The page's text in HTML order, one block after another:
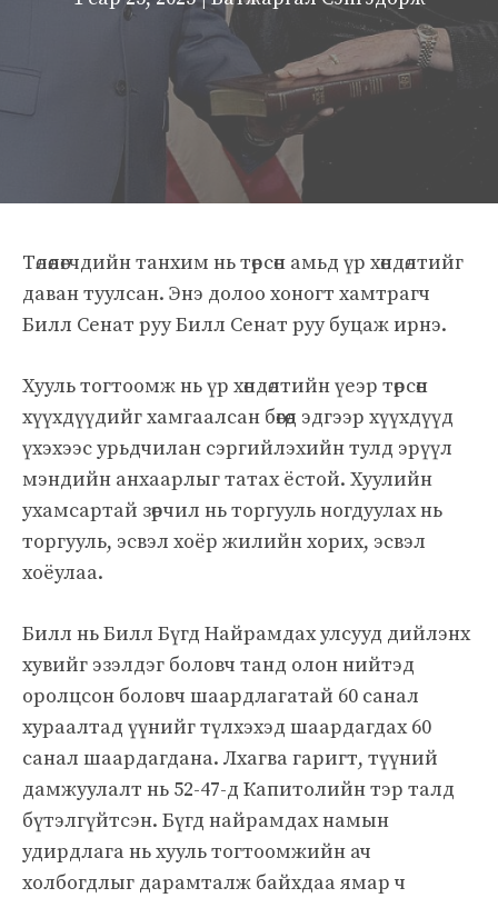
Төлөөлөгчдийн танхим нь төрсөн амьд үр хөндөлтийг
даван туулсан. Энэ долоо хоногт хамтрагч
Билл Сенат руу Билл Сенат руу буцаж ирнэ.
Хууль тогтоомж нь үр хөндөлтийн үеэр төрсөн
хүүхдүүдийг хамгаалсан бөгөөд эдгээр хүүхдүүд
үхэхээс урьдчилан сэргийлэхийн тулд эрүүл
мэндийн анхаарлыг татах ёстой. Хуулийн
ухамсартай зөрчил нь торгууль ногдуулах нь
торгууль, эсвэл хоёр жилийн хорих, эсвэл
хоёулаа.
Билл нь Билл Бүгд Найрамдах улсууд дийлэнх
хувийг эзэлдэг боловч танд олон нийтэд
оролцсон боловч шаардлагатай 60 санал
хураалтад үүнийг түлхэхэд шаардагдах 60
санал шаардагдана. Лхагва гаригт, түүний
дамжуулалт нь 52-47-д Капитолийн тэр талд
бүтэлгүйтсэн. Бүгд найрамдах намын
удирдлага нь хууль тогтоомжийн ач
холбогдлыг дарамталж байхдаа ямар ч